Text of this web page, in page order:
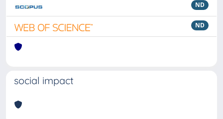
ND
ND
social impact